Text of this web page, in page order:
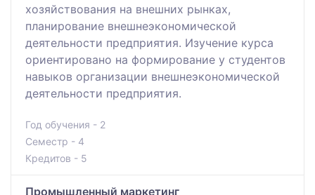
хозяйствования на внешних рынках,
планирование внешнеэкономической
деятельности предприятия. Изучение курса
ориентировано на формирование у студентов
навыков организации внешнеэкономической
деятельности предприятия.
Год обучения - 2
Семестр - 4
Кредитов - 5
Промышленный маркетинг